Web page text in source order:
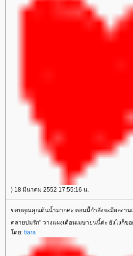
) 18 มีนาคม 2552 17:55:16 น.
ขอบคุณคุณต้นน้ำมากค่ะ ตอนนี้กำลังจะมีผลงาน
คลายปมรัก" วางแผงเดือนเมษายนนี้ค่ะ ยังไงก็ข
ดย: tiara